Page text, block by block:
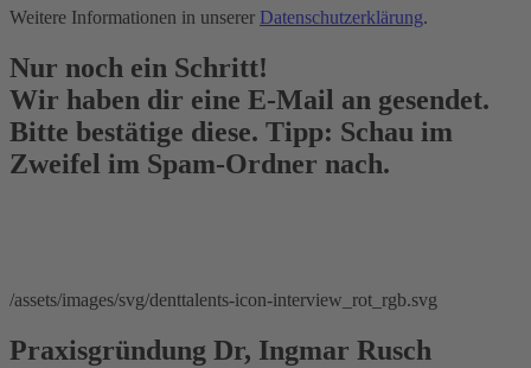
Weitere Informationen in unserer Datenschutzerklärung.
Nur noch ein Schritt!
Wir haben dir eine E-Mail an gesendet.
Bitte bestätige diese. Tipp: Schau im
Zweifel im Spam-Ordner nach.
/assets/images/svg/denttalents-icon-interview_rot_rgb.svg
Praxisgründung Dr, Ingmar Rusch